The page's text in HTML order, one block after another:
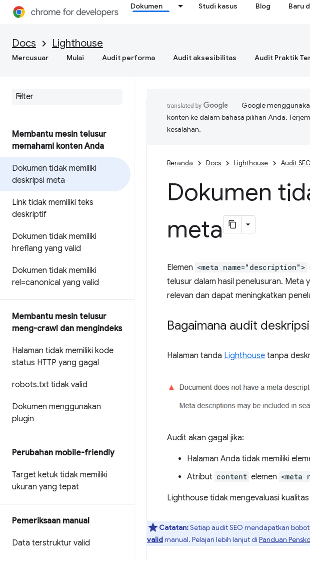
Dokumen Studi kasus Blog Baru
Docs Lighthouse
Mercusuar Mulai Audit performa Audit aksesibilitas Audit Praktik
Membantu mesin telusur
memahami konten Anda
Dokumen tidak memiliki
deskripsi meta
Link tidak memiliki teks
deskriptif
Dokumen tidak memiliki
hreflang yang valid
Dokumen tidak memiliki
rel=canonical yang valid
Membantu mesin telusur
meng-crawl dan mengindeks
Halaman tidak memiliki kode
status HTTP yang gagal
robots.txt tidak valid
Dokumen menggunakan
plugin
Perubahan mobile-friendly
Target ketuk tidak memiliki
ukuran yang tepat
Pemeriksaan manual
Data terstruktur valid
Google
konten ke dalam bahasa pilihan Anda.
kesalahan.
Beranda Docs Lighthouse Audit SEO
Dokumen
meta
Elemen <meta name="description">
telusur dalam hasil penelusuran. Meta
relevan dan dapat meningkatkan
Bagaimana audit
Halaman tanda Lighthouse tanpa
Audit akan gagal jika:
Halaman Anda tidak memiliki
Atribut content elemen <meta
Lighthouse tidak mengevaluasi
Catatan:Setiap audit SEO mendapatkan
validmanual. Pelajari lebih lanjut di Panduan